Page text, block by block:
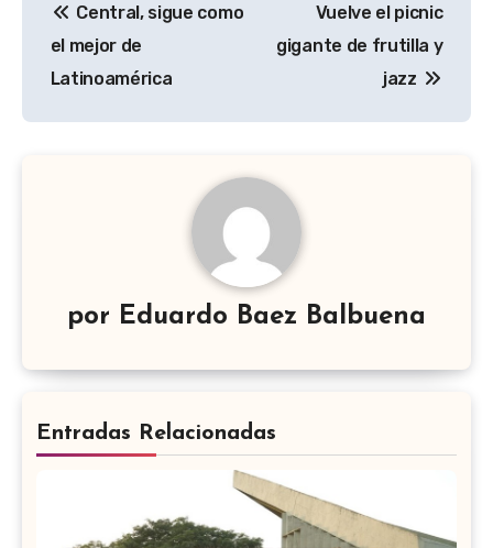
de
entradas
Central, sigue como
el mejor de
Latinoamérica
Vuelve el picnic
gigante de frutilla y
jazz
por Eduardo Baez Balbuena
Entradas Relacionadas